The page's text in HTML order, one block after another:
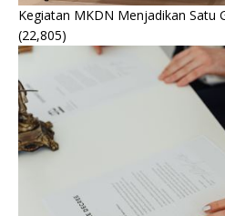
Kegiatan MKDN Menjadikan Satu
(22,805)